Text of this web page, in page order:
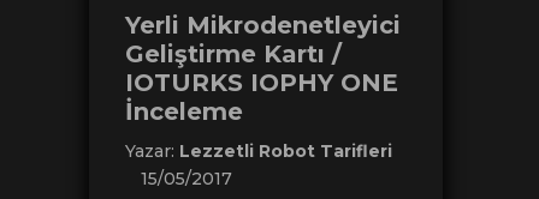
Yerli Mikrodenetleyici
Geliştirme Kartı /
IOTURKS IOPHY ONE
İnceleme
Yazar: Lezzetli Robot Tarifleri
15/05/2017